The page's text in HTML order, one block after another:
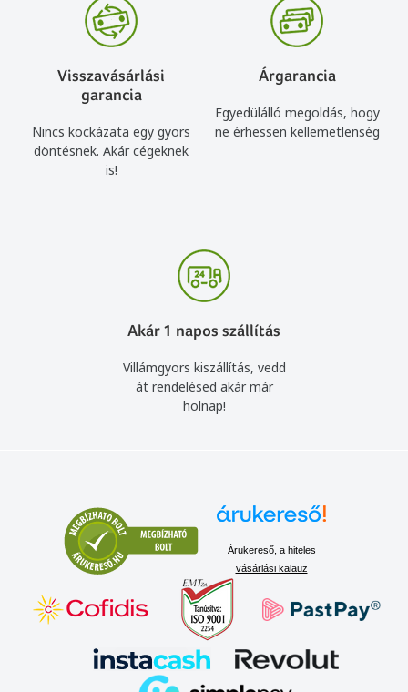
Visszavásárlási
garancia
Nincs kockázata egy gyors
döntésnek. Akár cégeknek
is!
Árgarancia
Egyedülálló megoldás, hogy
ne érhessen kellemetlenség
Akár 1 napos szállítás
Villámgyors kiszállítás, vedd
át rendelésed akár már
holnap!
Árukereső, a hiteles
vásárlási kalauz